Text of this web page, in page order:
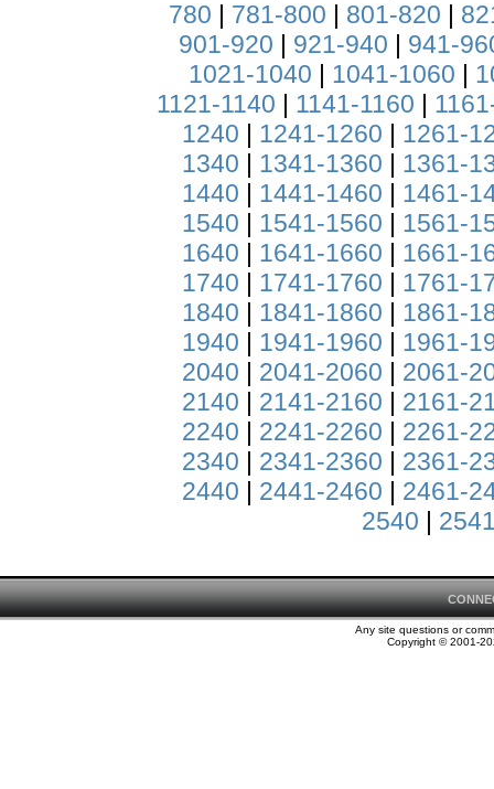
780 | 781-800 | 801-820 |
901-920 | 921-940 | 941-
1021-1040 | 1041-1060 |
1121-1140 | 1141-1160 |
1240 | 1241-1260 | 1261-
1340 | 1341-1360 | 1361-
1440 | 1441-1460 | 1461-
1540 | 1541-1560 | 1561-
1640 | 1641-1660 | 1661-
1740 | 1741-1760 | 1761-
1840 | 1841-1860 | 1861-
1940 | 1941-1960 | 1961-
2040 | 2041-2060 | 2061-
2140 | 2141-2160 | 2161-
2240 | 2241-2260 | 2261-
2340 | 2341-2360 | 2361-
2440 | 2441-2460 | 2461-
2540 |
Any site questions or
Copyright © 2001-